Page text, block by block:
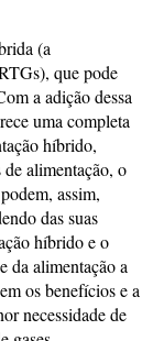
(a
que pode
a adição dessa
uma completa
híbrido,
alimentação, o
assim,
das suas
híbrido e o
da alimentação a
os benefícios e a
necessidade de